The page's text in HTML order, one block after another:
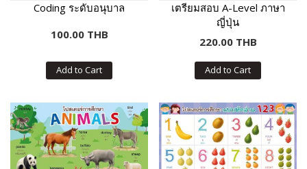
Coding ระดับอนุบาล
100.00 THB
Add to Cart
เตรียมสอบ A-Level ภาษา
ญี่ปุ่น
220.00 THB
Add to Cart